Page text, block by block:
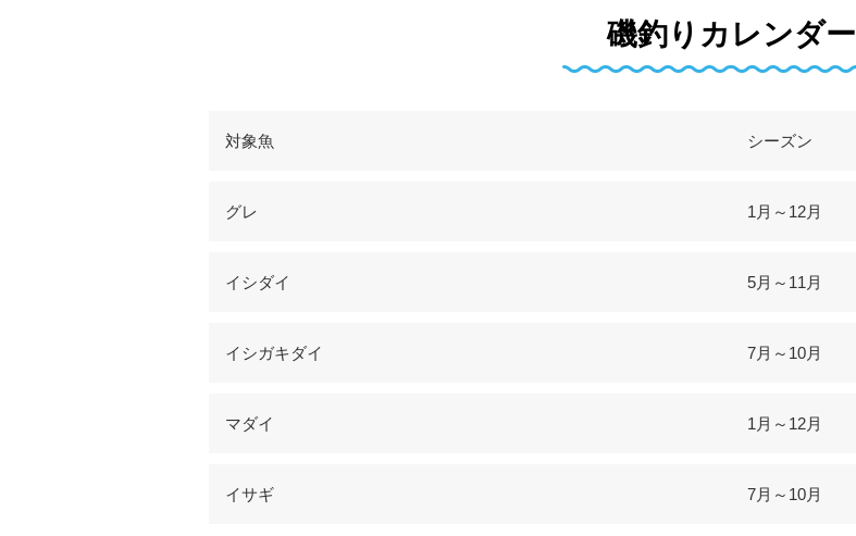
磯釣りカレンダー
対象魚 シーズン
グレ 1月～12月
イシダイ 5月～11月
イシガキダイ 7月～10月
マダイ 1月～12月
イサギ 7月～10月